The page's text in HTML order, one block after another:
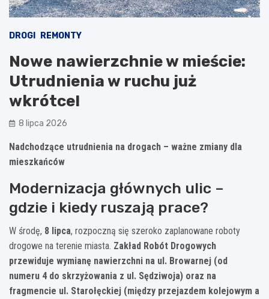
DROGI REMONTY
Nowe nawierzchnie w mieście:
Utrudnienia w ruchu już
wkrótce!
8 lipca 2026
Nadchodzące utrudnienia na drogach – ważne zmiany dla
mieszkańców
Modernizacja głównych ulic –
gdzie i kiedy ruszają prace?
W środę, 8 lipca, rozpoczną się szeroko zaplanowane roboty
drogowe na terenie miasta. Zakład Robót Drogowych
przewiduje wymianę nawierzchni na ul. Browarnej (od
numeru 4 do skrzyżowania z ul. Sędziwoja) oraz na
fragmencie ul. Starołęckiej (między przejazdem kolejowym a